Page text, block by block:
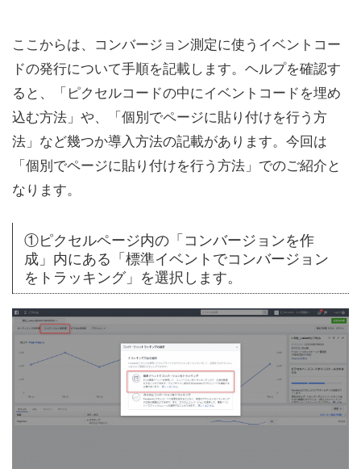
ここからは、コンバージョン測定に使うイベントコー
ドの発行について手順を記載します。ヘルプを確認す
ると、「ピクセルコードの中にイベントコードを埋め
込む方法」や、「個別でページに貼り付けを行う方
法」など幾つか導入方法の記載があります。今回は
「個別でページに貼り付けを行う方法」でのご紹介と
なります。
①ピクセルページ内の「コンバージョンを作
成」内にある「標準イベントでコンバージョン
をトラッキング」を選択します。